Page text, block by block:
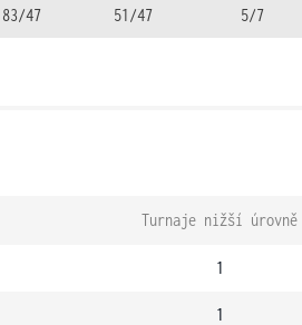
83/47 51/47 5/7
Turnaje nižší úrovně
1
1